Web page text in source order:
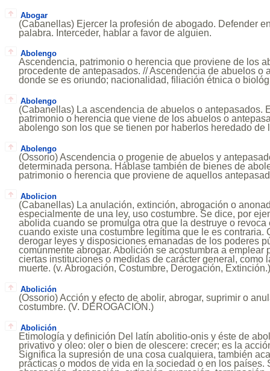
Abogar
(Cabanellas) Ejercer la profesión de abogado. Defender
palabra. Interceder, hablar a favor de alguien.
Abolengo
Ascendencia, patrimonio o herencia que proviene de los
procedente de antepasados. // Ascendencia de abuelos o
donde se es oriundo; nacionalidad, filiación étnica o
Abolengo
(Cabanellas) La ascendencia de abuelos o antepasados.
patrimonio o herencia que viene de los abuelos o
abolengo son los que se tienen por haberlos heredado de
Abolengo
(Ossorio) Ascendencia o progenie de abuelos y
determinada persona. Háblase también de bienes de
patrimonio o herencia que proviene de aquellos
Abolicion
(Cabanellas) La anulación, extinción, abrogación o
especialmente de una ley, uso costumbre. Se dice, por
abolida cuando se promulga otra que la destruye o revoca
cuando existe una costumbre legítima que le es contraria.
derogar leyes y disposiciones emanadas de los poderes
comúnmente abrogar. Abolición se acostumbra a emplear
ciertas instituciones o medidas de carácter general, como
muerte. (v. Abrogación, Costumbre, Derogación,
Abolición
(Ossorio) Acción y efecto de abolir, abrogar, suprimir o
costumbre. (V. DEROGACIÓN.)
Abolición
Etimología y definición Del latín abolitio-onis y éste de
privativo y oleo: oler o bien de olescere: crecer; es la
Significa la supresión de una cosa cualquiera, también
prácticas o modos de vida en la sociedad o en los países.